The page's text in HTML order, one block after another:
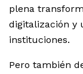
plena
digitalización y
instituciones.
Pero también